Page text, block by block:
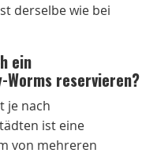
derselbe wie bei
ein
Worms reservieren?
je nach
ist eine
von mehreren